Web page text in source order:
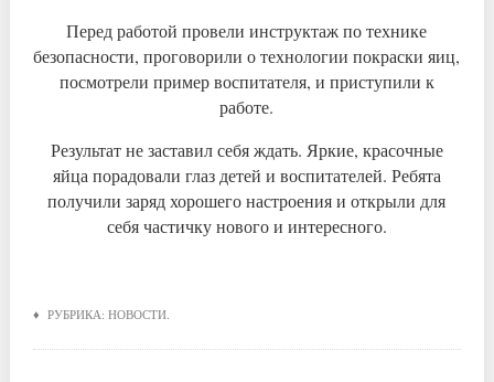
Перед работой провели инструктаж по технике
безопасности, проговорили о технологии покраски яиц,
посмотрели пример воспитателя, и приступили к
работе.
Результат не заставил себя ждать. Яркие, красочные
яйца порадовали глаз детей и воспитателей. Ребята
получили заряд хорошего настроения и открыли для
себя частичку нового и интересного.
♦ РУБРИКА:НОВОСТИ.